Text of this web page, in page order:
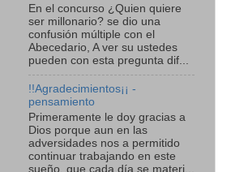
En el concurso ¿Quien quiere
ser millonario? se dio una
confusión múltiple con el
Abecedario, A ver su ustedes
pueden con esta pregunta dif...
!!Agradecimientos¡¡ -
pensamiento
Primeramente le doy gracias a
Dios porque aun en las
adversidades nos a permitido
continuar trabajando en este
sueño, que cada día se materi...